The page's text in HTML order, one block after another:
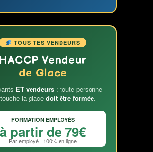
TOUS TES VENDEURS
HACCP Vendeur
de Glace
ET vendeurs: toute personne
la glace doit être formée.
FORMATION EMPLOYÉS
à partir de 79€
Par employé · 100% en ligne